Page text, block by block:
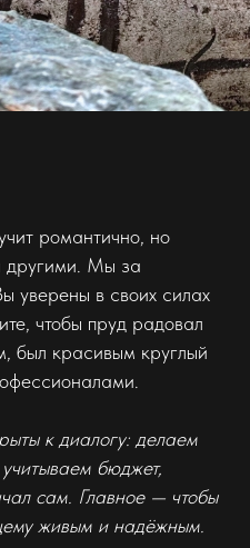
романтично, но
другими. Мы за
уверены в своих силах
чтобы пруд радовал
был красивым круглый
к диалогу: делаем
бюджет,
сам. Главное — чтобы
живым и надёжным.